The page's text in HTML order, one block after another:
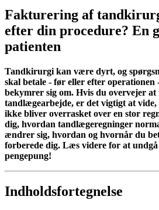
Fakturering af
efter din procedure? En
patienten
Tandkirurgi kan være dyrt, og
skal betale - før eller efter operationen
bekymrer sig om. Hvis du overvejer at
tandlægearbejde, er det vigtigt at vide,
ikke bliver overrasket over en stor
dig, hvordan tandlægeregninger
ændrer sig, hvordan og hvornår du
forberede dig. Læs videre for at undgå
pengepung!
Indholdsfortegnelse